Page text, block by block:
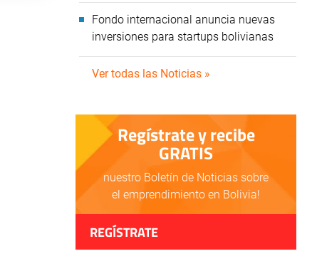
Fondo internacional anuncia nuevas
inversiones para startups bolivianas
Ver todas las Noticias »
Regístrate y recibe
GRATIS
nuestro Boletín de Noticias sobre
el emprendimiento en Bolivia!
REGÍSTRATE